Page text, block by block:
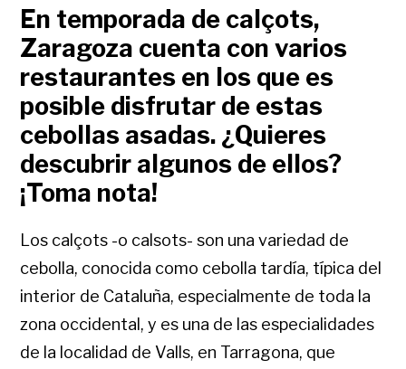
En temporada de calçots,
Zaragoza cuenta con varios
restaurantes en los que es
posible disfrutar de estas
cebollas asadas. ¿Quieres
descubrir algunos de ellos?
¡Toma nota!
Los calçots -o calsots- son una variedad de
cebolla, conocida como cebolla tardía, típica del
interior de Cataluña, especialmente de toda la
zona occidental, y es una de las especialidades
de la localidad de Valls, en Tarragona, que